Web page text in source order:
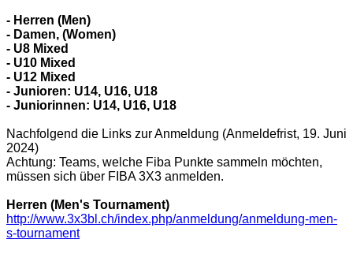
- Herren (Men)
- Damen, (Women)
- U8 Mixed
- U10 Mixed
- U12 Mixed
- Junioren: U14, U16, U18
- Juniorinnen: U14, U16, U18
Nachfolgend die Links zur Anmeldung (Anmeldefrist, 19. Juni
2024)
Achtung: Teams, welche Fiba Punkte sammeln möchten,
müssen sich über FIBA 3X3 anmelden.
Herren (Men's Tournament)
http://www.3x3bl.ch/index.php/anmeldung/anmeldung-men-
s-tournament